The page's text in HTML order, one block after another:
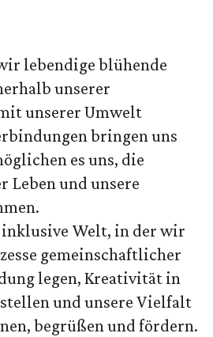
lebendige blühende
unserer
unserer Umwelt
bringen uns
es uns, die
Leben und unsere
Welt, in der wir
gemeinschaftlicher
legen, Kreativität in
und unsere Vielfalt
begrüßen und fördern.